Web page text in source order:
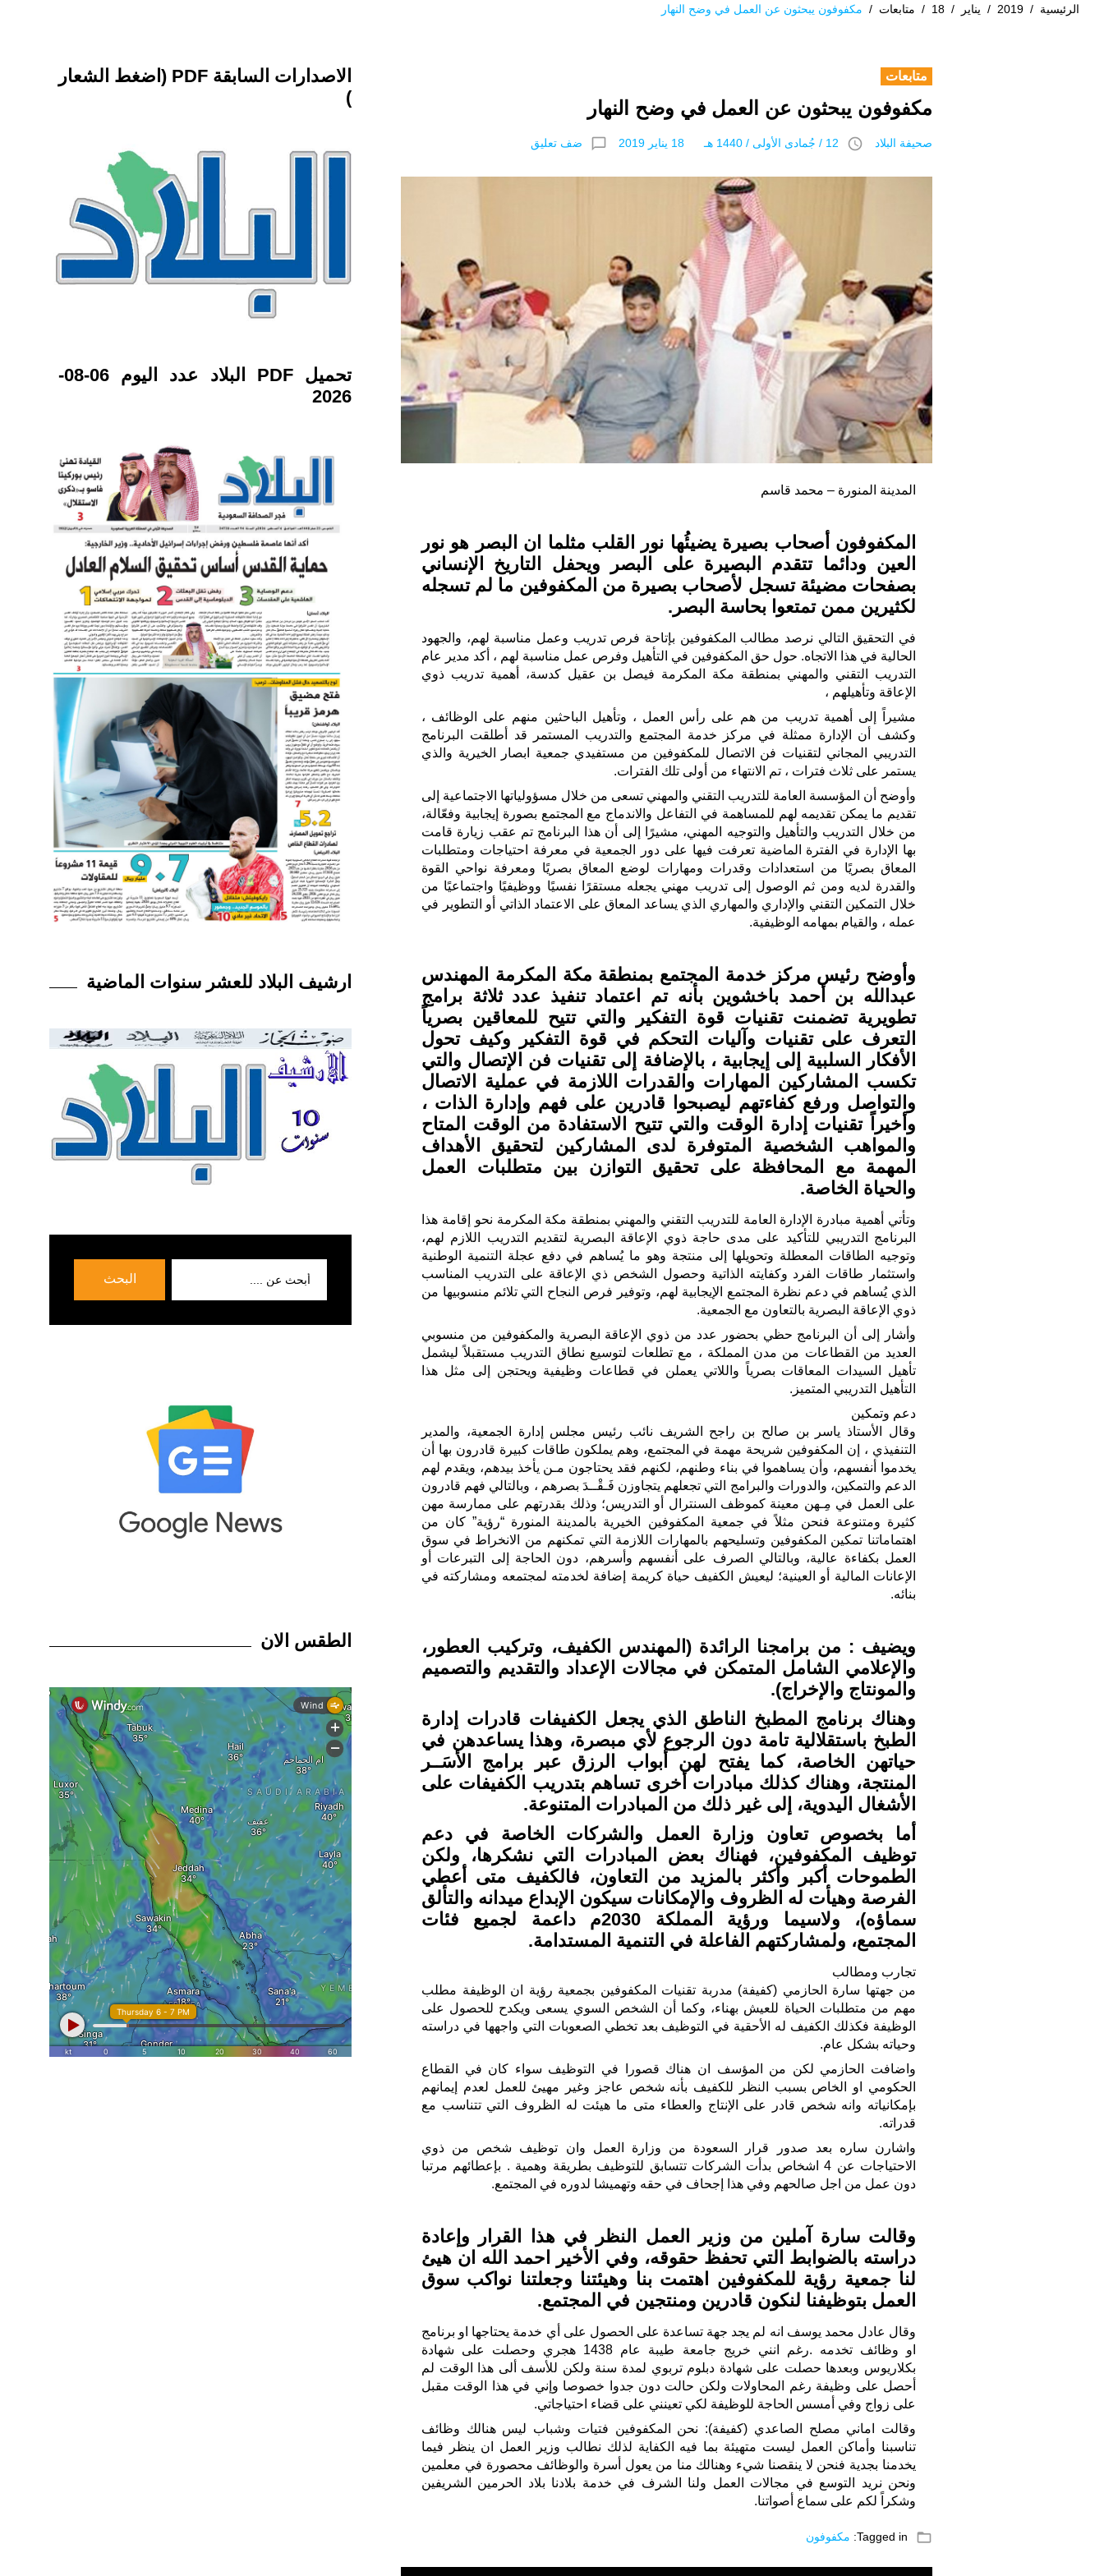
الرئيسية /
2019
/ يناير /
18
/ متابعات / مكفوفون يبحثون عن العمل في وضح النهار
متابعات
مكفوفون يبحثون عن العمل في وضح النهار
صحيفة البلاد access_time 12 / جُمادى اﻷولى / 1440 هـ 18 يناير 2019 chat_bubble_outline ضف تعليق
المدينة المنورة – محمد قاسم
المكفوفون أصحاب بصيرة يضيئُها نور القلب مثلما ان البصر هو نور
العين ودائما تتقدم البصيرة على البصر ويحفل التاريخ الإنساني
بصفحات مضيئة تسجل لأصحاب بصيرة من المكفوفين ما لم تسجله
لكثيرين ممن تمتعوا بحاسة البصر.
في التحقيق التالي نرصد مطالب المكفوفين بإتاحة فرص تدريب وعمل مناسبة لهم، والجهود
الحالية في هذا الاتجاه. حول حق المكفوفين في التأهيل وفرص عمل مناسبة لهم ، أكد مدير عام
التدريب التقني والمهني بمنطقة مكة المكرمة فيصل بن عقيل كدسة، أهمية تدريب ذوي
الإعاقة وتأهيلهم ،
مشيراً إلى أهمية تدريب من هم على رأس العمل ، وتأهيل الباحثين منهم على الوظائف ،
وكشف أن الإدارة ممثلة في مركز خدمة المجتمع والتدريب المستمر قد أطلقت البرنامج
التدريبي المجاني لتقنيات فن الاتصال للمكفوفين من مستفيدي جمعية ابصار الخيرية والذي
يستمر على ثلاث فترات ، تم الانتهاء من أولى تلك الفترات.
وأوضح أن المؤسسة العامة للتدريب التقني والمهني تسعى من خلال مسؤولياتها الاجتماعية إلى
تقديم ما يمكن تقديمه لهم للمساهمة في التفاعل والاندماج مع المجتمع بصورة إيجابية وفعّالة،
من خلال التدريب والتأهيل والتوجيه المهني، مشيرًا إلى أن هذا البرنامج تم عقب زيارة قامت
بها الإدارة في الفترة الماضية تعرفت فيها على دور الجمعية في معرفة احتياجات ومتطلبات
المعاق بصريًا من استعدادات وقدرات ومهارات لوضع المعاق بصريًا ومعرفة نواحي القوة
والقدرة لديه ومن ثم الوصول إلى تدريب مهني يجعله مستقرًا نفسيًا ووظيفيًا واجتماعيًا من
خلال التمكين التقني والإداري والمهاري الذي يساعد المعاق على الاعتماد الذاتي أو التطوير في
عمله ، والقيام بمهامه الوظيفية.
وأوضح رئيس مركز خدمة المجتمع بمنطقة مكة المكرمة المهندس
عبدالله بن أحمد باخشوين بأنه تم اعتماد تنفيذ عدد ثلاثة برامج
تطويرية تضمنت تقنيات قوة التفكير والتي تتيح للمعاقين بصرياً
التعرف على تقنيات وآليات التحكم في قوة التفكير وكيف تحول
الأفكار السلبية إلى إيجابية ، بالإضافة إلى تقنيات فن الإتصال والتي
تكسب المشاركين المهارات والقدرات اللازمة في عملية الاتصال
والتواصل ورفع كفاءتهم ليصبحوا قادرين على فهم وإدارة الذات ،
وأخيراً تقنيات إدارة الوقت والتي تتيح الاستفادة من الوقت المتاح
والمواهب الشخصية المتوفرة لدى المشاركين لتحقيق الأهداف
المهمة مع المحافظة على تحقيق التوازن بين متطلبات العمل
والحياة الخاصة.
وتأتي أهمية مبادرة الإدارة العامة للتدريب التقني والمهني بمنطقة مكة المكرمة نحو إقامة هذا
البرنامج التدريبي للتأكيد على مدى حاجة ذوي الإعاقة البصرية لتقديم التدريب اللازم لهم،
وتوجيه الطاقات المعطلة وتحويلها إلى منتجة وهو ما يُساهم في دفع عجلة التنمية الوطنية
واستثمار طاقات الفرد وكفايته الذاتية وحصول الشخص ذي الإعاقة على التدريب المناسب
الذي يُساهم في دعم نظرة المجتمع الإيجابية لهم، وتوفير فرص النجاح التي تلائم منسوبيها من
ذوي الإعاقة البصرية بالتعاون مع الجمعية.
وأشار إلى أن البرنامج حظي بحضور عدد من ذوي الإعاقة البصرية والمكفوفين من منسوبي
العديد من القطاعات من مدن المملكة ، مع تطلعات لتوسيع نطاق التدريب مستقبلاً ليشمل
تأهيل السيدات المعاقات بصرياً واللاتي يعملن في قطاعات وظيفية ويحتجن إلى مثل هذا
التأهيل التدريبي المتميز.
دعم وتمكين
وقال الأستاذ ياسر بن صالح بن راجح الشريف نائب رئيس مجلس إدارة الجمعية، والمدير
التنفيذي ، إن المكفوفين شريحة مهمة في المجتمع، وهم يملكون طاقات كبيرة قادرون بها أن
يخدموا أنفسهم، وأن يساهموا في بناء وطنهم، لكنهم فقد يحتاجون مـن يأخذ بيدهم، ويقدم لهم
الدعم والتمكين، والدورات والبرامج التي تجعلهم يتجاوزن فَـقْــدَ بصرهم ، وبالتالي فهم قادرون
على العمل في مِـهن معينة كموظف السنترال أو التدريس؛ وذلك بقدرتهم على ممارسة مهن
كثيرة ومتنوعة فنحن مثلاً في جمعية المكفوفين الخيرية بالمدينة المنورة “رؤية” كان من
اهتماماتنا تمكين المكفوفين وتسليحهم بالمهارات اللازمة التي تمكنهم من الانخراط في سوق
العمل بكفاءة عالية، وبالتالي الصرف على أنفسهم وأسرهم، دون الحاجة إلى التبرعات أو
الإعانات المالية أو العينية؛ ليعيش الكفيف حياة كريمة إضافة لخدمته لمجتمعه ومشاركته في
بنائه.
ويضيف : من برامجنا الرائدة (المهندس الكفيف، وتركيب العطور،
والإعلامي الشامل المتمكن في مجالات الإعداد والتقديم والتصميم
والمونتاج والإخراج).
وهناك برنامج المطبخ الناطق الذي يجعل الكفيفات قادرات إدارة
الطبخ باستقلالية تامة دون الرجوع لأي مبصرة، وهذا يساعدهن في
حياتهن الخاصة، كما يفتح لهن أبواب الرزق عبر برامج الأسَــر
المنتجة، وهناك كذلك مبادرات أخرى تساهم بتدريب الكفيفات على
الأشغال اليدوية، إلى غير ذلك من المبادرات المتنوعة.
أما بخصوص تعاون وزارة العمل والشركات الخاصة في دعم
توظيف المكفوفين، فهناك بعض المبادرات التي نشكرها، ولكن
الطموحات أكبر وأكثر بالمزيد من التعاون، فالكفيف متى أعطي
الفرصة وهيأت له الظروف والإمكانات سيكون الإبداع ميدانه والتألق
سماؤه)، ولاسيما ورؤية المملكة 2030م داعمة لجميع فئات
المجتمع، ولمشاركتهم الفاعلة في التنمية المستدامة.
تجارب ومطالب
من جهتها سارة الحازمي (كفيفة) مدربة تقنيات المكفوفين بجمعية رؤية ان الوظيفة مطلب
مهم من متطلبات الحياة للعيش بهناء، وكما أن الشخص السوي يسعى ويكدح للحصول على
الوظيفة فكذلك الكفيف له الأحقية في التوظيف بعد تخطي الصعوبات التي واجهها في دراسته
وحياته بشكل عام.
واضافت الحازمي لكن من المؤسف ان هناك قصورا في التوظيف سواء كان في القطاع
الحكومي او الخاص بسبب النظر للكفيف بأنه شخص عاجز وغير مهيئ للعمل لعدم إيمانهم
بإمكانياته وانه شخص قادر على الإنتاج والعطاء متى ما هيئت له الظروف التي تتناسب مع
قدراته.
واشارن ساره بعد صدور قرار السعودة من وزارة العمل وان توظيف شخص من ذوي
الاحتياجات عن 4 اشخاص بدأت الشركات تتسابق للتوظيف بطريقة وهمية . بإعطائهم مرتبا
دون عمل من اجل صالحهم وفي هذا إجحاف في حقه وتهميشا لدوره في المجتمع.
وقالت سارة آملين من وزير العمل النظر في هذا القرار وإعادة
دراسته بالضوابط التي تحفظ حقوقه، وفي الأخير احمد الله ان هيئ
لنا جمعية رؤية للمكفوفين اهتمت بنا وهيئتنا وجعلتنا نواكب سوق
العمل بتوظيفنا لنكون قادرين ومنتجين في المجتمع.
وقال عادل محمد يوسف انه لم يجد جهة تساعدة على الحصول على أي خدمة يحتاجها او برنامج
او وظائف تخدمه .رغم انني خريج جامعة طيبة عام 1438 هجري وحصلت على شهادة
بكلاريوس وبعدها حصلت على شهادة دبلوم تربوي لمدة سنة ولكن للأسف ألى هذا الوقت لم
أحصل على وظيفة رغم المحاولات ولكن حالت دون جدوا خصوصا وإني في هذا الوقت مقبل
على زواج وفي أمسس الحاجة للوظيفة لكي تعينني على قضاء احتياجاتي.
وقالت اماني مصلح الصاعدي (كفيفة): نحن المكفوفين فتيات وشباب ليس هنالك وظائف
تناسبنا وأماكن العمل ليست متهيئة بما فيه الكفاية لذلك نطالب وزير العمل ان ينظر فيما
يخدمنا بجدية فنحن لا ينقصنا شيء وهنالك منا من يعول أسرة والوظائف محصورة في معلمين
ونحن نريد التوسع في مجالات العمل ولنا الشرف في خدمة بلادنا بلاد الحرمين الشريفين
وشكراً لكم على سماع أصواتنا.
folder_open
Tagged in: مكفوفون
الاصدارات السابقة PDF (اضغط الشعار
)
تحميل PDF البلاد عدد اليوم 06-08-
2026
ارشيف البلاد للعشر سنوات الماضية
البحث
الطقس الان